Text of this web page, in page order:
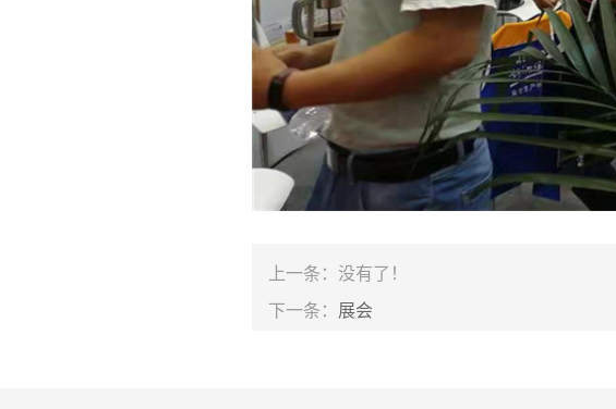
上一条：没有了！
下一条： 展会